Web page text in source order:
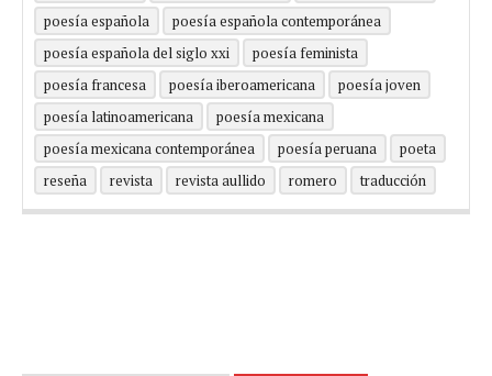
poesía española
poesía española contemporánea
poesía española del siglo xxi
poesía feminista
poesía francesa
poesía iberoamericana
poesía joven
poesía latinoamericana
poesía mexicana
poesía mexicana contemporánea
poesía peruana
poeta
reseña
revista revista aullido romero traducción